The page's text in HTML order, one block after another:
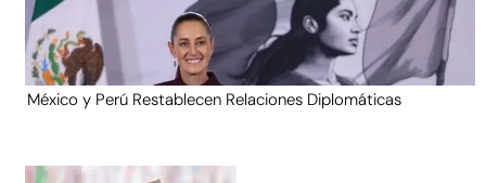
México y Perú Restablecen Relaciones Diplomáticas